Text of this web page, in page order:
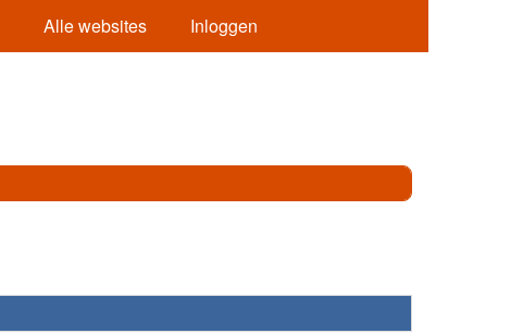
Alle websites Inloggen